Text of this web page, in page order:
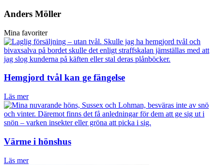
Anders Möller
Mina favoriter
Hemgjord tvål kan ge fängelse
Läs mer
Värme i hönshus
Läs mer